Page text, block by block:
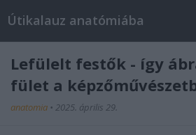
Útikalauz anatómiába
Lefülelt festők - így
fület a
anatomia • 2025. április 29.